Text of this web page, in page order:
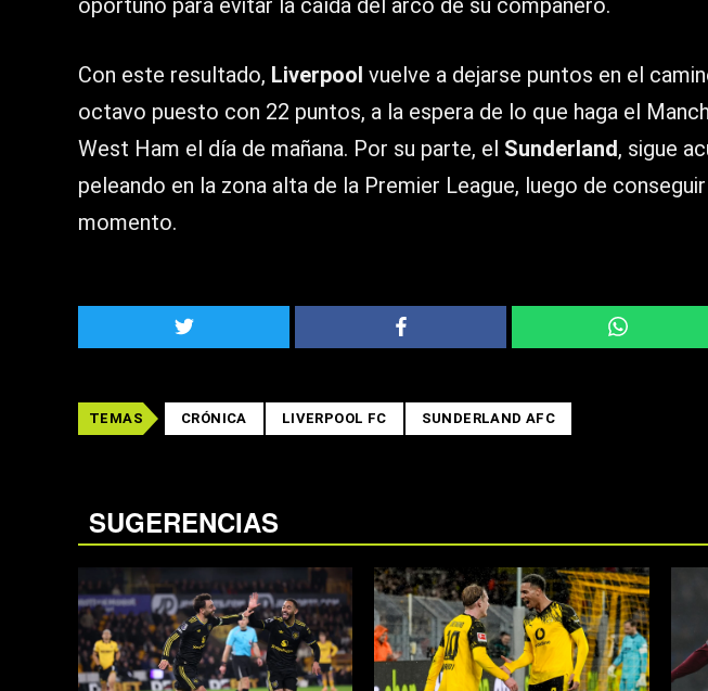
oportuno para evitar la caída del arco de su compañero.
Con este resultado, Liverpool vuelve a dejarse puntos en el
octavo puesto con 22 puntos, a la espera de lo que haga el
West Ham el día de mañana. Por su parte, el Sunderland, sigue
peleando en la zona alta de la Premier League, luego de
momento.
TEMAS CRÓNICA LIVERPOOL FC SUNDERLAND AFC
SUGERENCIAS